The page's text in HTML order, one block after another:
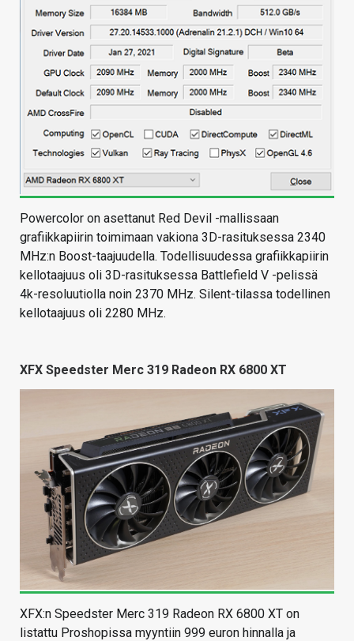
Powercolor on asettanut Red Devil -mallissaan
grafiikkapiirin toimimaan vakiona 3D-rasituksessa 2340
MHz:n Boost-taajuudella. Todellisuudessa grafiikkapiirin
kellotaajuus oli 3D-rasituksessa Battlefield V -pelissä
4k-resoluutiolla noin 2370 MHz. Silent-tilassa todellinen
kellotaajuus oli 2280 MHz.
XFX Speedster Merc 319 Radeon RX 6800 XT
XFX:n Speedster Merc 319 Radeon RX 6800 XT on
listattu Proshopissa myyntiin 999 euron hinnalla ja